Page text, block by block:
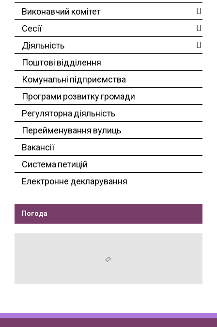
Виконавчий комітет
Сесії
Діяльність
Поштові відділення
Комунальні підприємства
Програми розвитку громади
Регуляторна діяльність
Перейменування вулиць
Вакансії
Система петицій
Електронне декларування
Погода